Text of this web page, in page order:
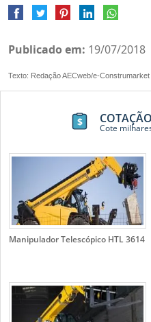
Publicado em: 19/07/2018
Texto: Redação AECweb/e-Construmarket
Cote
Manipulador Telescópico HTL 3614